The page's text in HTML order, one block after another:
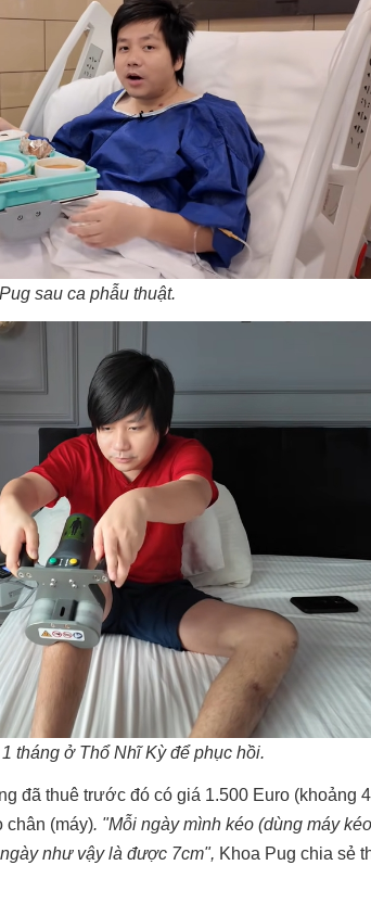
sau ca phẫu thuật.
tháng ở Thổ Nhĩ Kỳ để phục hồi.
đã thuê trước đó có giá 1.500 Euro (khoảng
chân (máy). "Mỗi ngày mình kéo (dùng máy
như vậy là được 7cm", Khoa Pug chia sẻ